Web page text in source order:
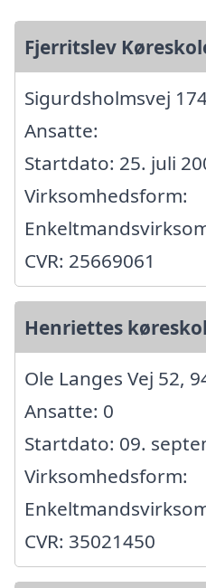
Fjerritslev
Sigurdsholmsvej
Ansatte:
Startdato: 25. juli
Virksomhedsform:
CVR: 25669061
Henriettes
Ole Langes Vej 52,
Ansatte: 0
Startdato: 09.
Virksomhedsform:
CVR: 35021450